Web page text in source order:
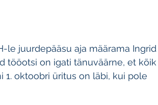
le juurdepääsu aja määrama Ingrid
tööotsi on igati tänuväärne, et kõik
1. oktoobri üritus on läbi, kui pole